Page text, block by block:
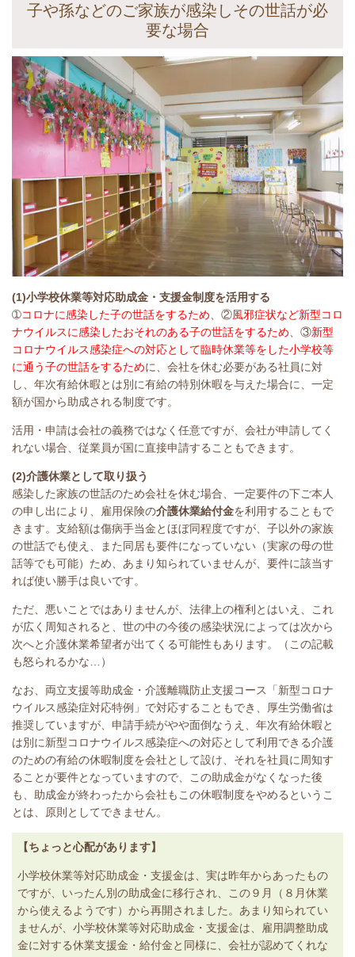
子や孫などのご家族が感染しその世話が必
要な場合
(1)小学校休業等対応助成金・支援金制度を活用する
➀コロナに感染した子の世話をするため、②風邪症状など新型コロ
ナウイルスに感染したおそれのある子の世話をするため、③新型
コロナウイルス感染症への対応として臨時休業等をした小学校等
に通う子の世話をするために、会社を休む必要がある社員に対
し、年次有給休暇とは別に有給の特別休暇を与えた場合に、一定
額が国から助成される制度です。
活用・申請は会社の義務ではなく任意ですが、会社が申請してく
れない場合、従業員が国に直接申請することもできます。
(2)介護休業として取り扱う
感染した家族の世話のため会社を休む場合、一定要件の下ご本人
の申し出により、雇用保険の介護休業給付金を利用することもで
きます。支給額は傷病手当金とほぼ同程度ですが、子以外の家族
の世話でも使え、また同居も要件になっていない（実家の母の世
話等でも可能）ため、あまり知られていませんが、要件に該当す
れば使い勝手は良いです。
ただ、悪いことではありませんが、法律上の権利とはいえ、これ
が広く周知されると、世の中の今後の感染状況によっては次から
次へと介護休業希望者が出てくる可能性もあります。（この記載
も怒られるかな…）
なお、両立支援等助成金・介護離職防止支援コース「新型コロナ
ウイルス感染症対応特例」で対応することもでき、厚生労働省は
推奨していますが、申請手続がやや面倒なうえ、年次有給休暇と
は別に新型コロナウイルス感染症への対応として利用できる介護
のための有給の休暇制度を会社として設け、それを社員に周知す
ることが要件となっていますので、この助成金がなくなった後
も、助成金が終わったから会社もこの休暇制度をやめるというこ
とは、原則としてできません。
【ちょっと心配があります】
小学校休業等対応助成金・支援金は、実は昨年からあったもの
ですが、いったん別の助成金に移行され、この９月（８月休業
から使えるようです）から再開されました。あまり知られてい
ませんが、小学校休業等対応助成金・支援金は、雇用調整助成
金に対する休業支援金・給付金と同様に、会社が認めてくれな